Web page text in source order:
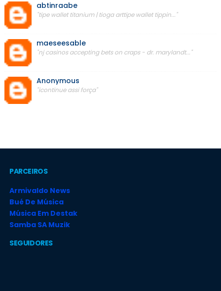
abtinraabe
"tipe wallet titanium | tioga arttipe wallet tippin..."
maeseesable
"nj casinos accepting bets on craps - dr. marylandt..."
Anonymous
"icontinue assi força"
PARCEIROS
Armivaldo News
Bué De Música
Música Em Destak
Samba SA Muzik
SEGUIDORES